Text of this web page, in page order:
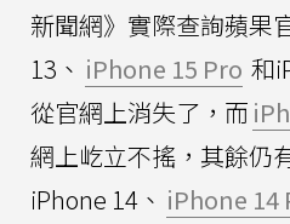
新聞網》實際查詢蘋果
13、 iPhone 15 Pro 和
從官網上消失了，而
網上屹立不搖，其餘仍
iPhone 14、 iPhone 14